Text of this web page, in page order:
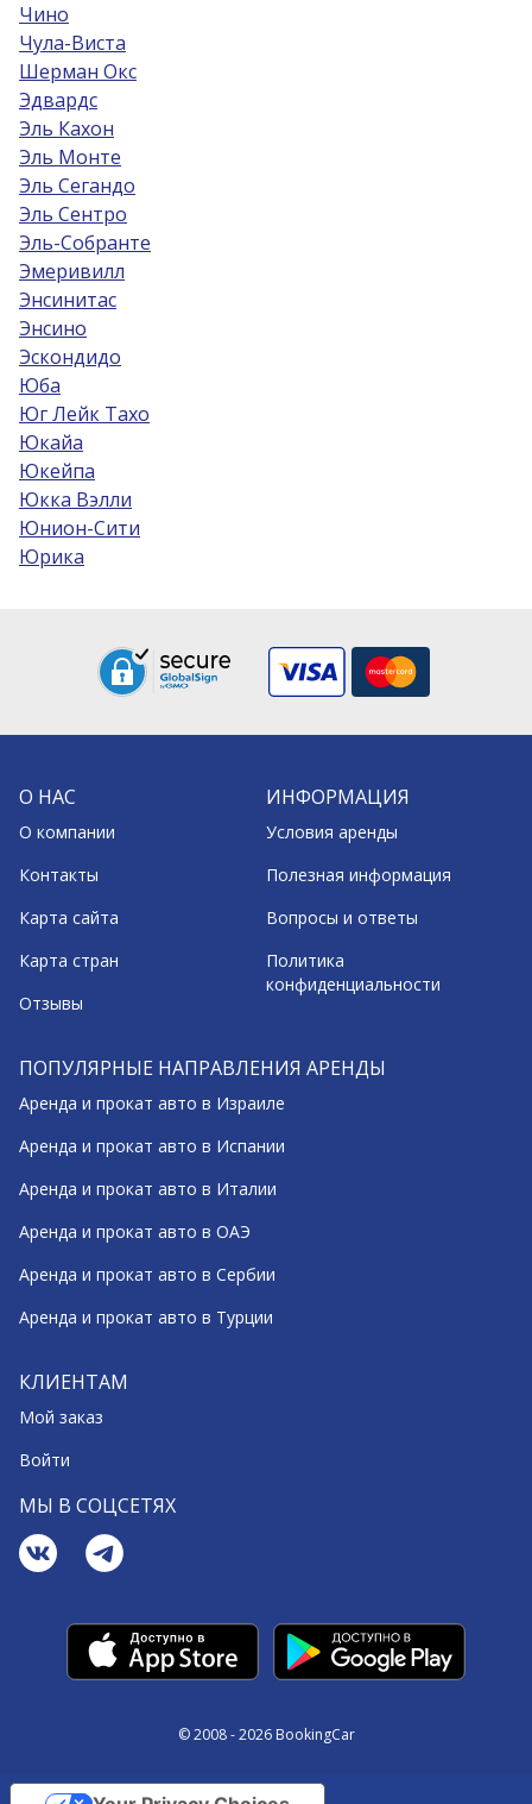
Чино
Чула-Виста
Шерман Окс
Эдвардс
Эль Кахон
Эль Монте
Эль Сегандо
Эль Сентро
Эль-Собрантe
Эмеривилл
Энсинитас
Энсино
Эскондидо
Юба
Юг Лейк Тахо
Юкайа
Юкейпа
Юкка Вэлли
Юнион-Сити
Юрика
О НАС
О компании
Контакты
Карта сайта
Карта стран
Отзывы
ИНФОРМАЦИЯ
Условия аренды
Полезная информация
Вопросы и ответы
Политика
конфиденциальности
ПОПУЛЯРНЫЕ НАПРАВЛЕНИЯ АРЕНДЫ
Аренда и прокат авто в Израиле
Аренда и прокат авто в Испании
Аренда и прокат авто в Италии
Аренда и прокат авто в ОАЭ
Аренда и прокат авто в Сербии
Аренда и прокат авто в Турции
КЛИЕНТАМ
Мой заказ
Войти
МЫ В СОЦСЕТЯХ
© 2008 - 2026 BookingCar